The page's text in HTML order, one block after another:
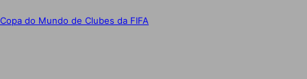
Copa do Mundo de Clubes da FIFA